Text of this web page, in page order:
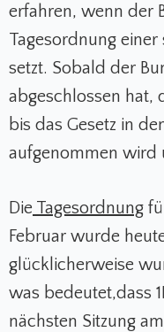
erfahren, wenn der
Tagesordnung einer
setzt. Sobald der
abgeschlossen hat,
bis das Gesetz in
aufgenommen wird
Die Tagesordnung
Februar wurde
glücklicherweise
was bedeutet,dass
nächsten Sitzung